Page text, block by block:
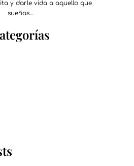
y darle vida a aquello que
sueñas…